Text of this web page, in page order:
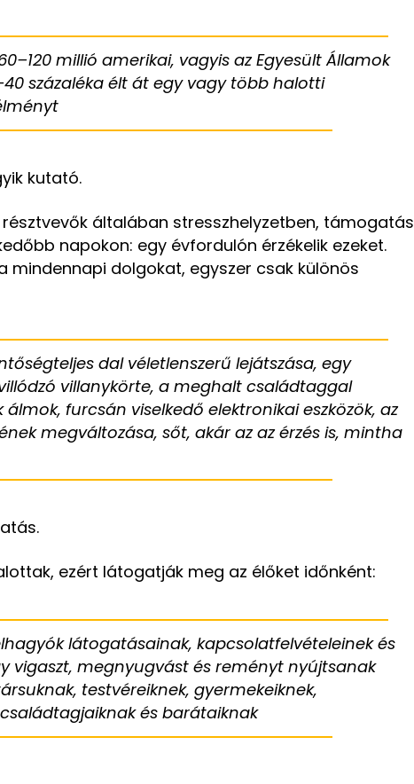
millió amerikai, vagyis az Egyesült Államok
százaléka élt át egy vagy több halotti
kutató.
általában stresszhelyzetben, támogatás
napokon: egy évfordulón érzékelik ezeket.
mindennapi dolgokat, egyszer csak különös
dal véletlenszerű lejátszása, egy
villanykörte, a meghalt családtaggal
furcsán viselkedő elektronikai eszközök, az
megváltozása, sőt, akár az az érzés is, mintha
ezért látogatják meg az élőket időnként:
látogatásainak, kapcsolatfelvételeinek és
vigaszt, megnyugvást és reményt nyújtsanak
testvéreiknek, gyermekeiknek,
és barátaiknak